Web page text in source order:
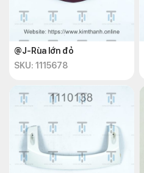
@J-Rùa lớn đỏ
SKU: 1115678